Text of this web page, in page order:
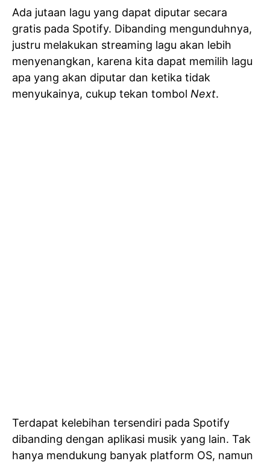
Ada jutaan lagu yang dapat diputar secara
gratis pada Spotify. Dibanding mengunduhnya,
justru melakukan streaming lagu akan lebih
menyenangkan, karena kita dapat memilih lagu
apa yang akan diputar dan ketika tidak
menyukainya, cukup tekan tombol Next.
Terdapat kelebihan tersendiri pada Spotify
dibanding dengan aplikasi musik yang lain. Tak
hanya mendukung banyak platform OS, namun